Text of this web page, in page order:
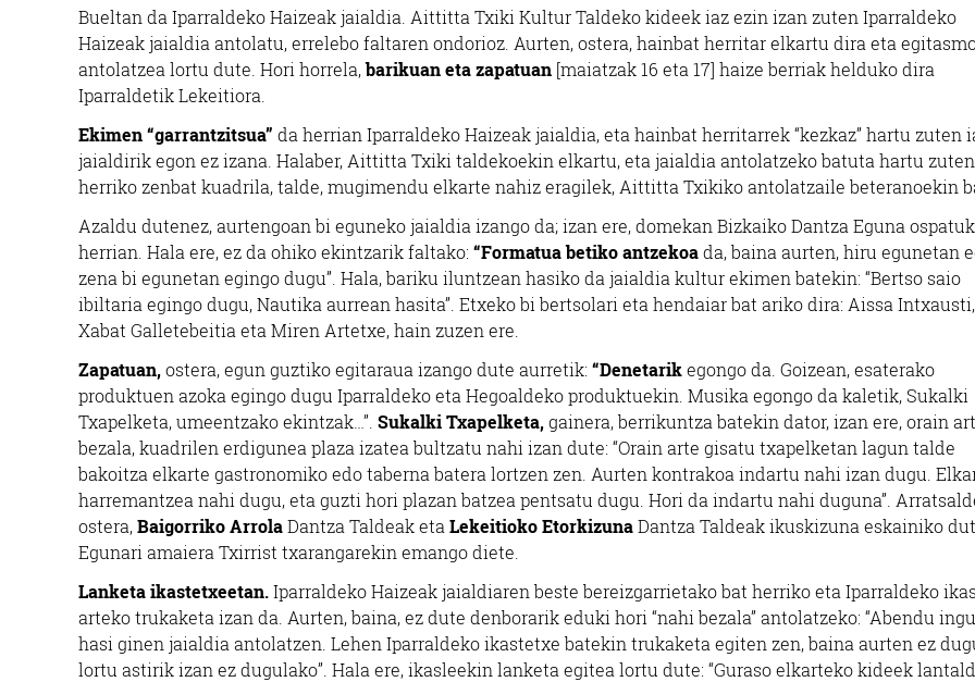
Bueltan da Iparraldeko Haizeak jaialdia. Aittitta Txiki Kultur Taldeko kideek iaz ezin izan zuten Iparraldeko
Haizeak jaialdia antolatu, errelebo faltaren ondorioz. Aurten, ostera, hainbat herritar elkartu dira eta
antolatzea lortu dute. Hori horrela,barikuan eta zapatuan [maiatzak 16 eta 17] haize berriak helduko dira
Iparraldetik Lekeitiora.
Ekimen “garrantzitsua” da herrian Iparraldeko Haizeak jaialdia, eta hainbat herritarrek “kezkaz” hartu zuten
jaialdirik egon ez izana. Halaber, Aittitta Txiki taldekoekin elkartu, eta jaialdia antolatzeko batuta hartu zuten
herriko zenbat kuadrila, talde, mugimendu elkarte nahiz eragilek, Aittitta Txikiko antolatzaile beteranoekin
Azaldu dutenez, aurtengoan bi eguneko jaialdia izango da; izan ere, domekan Bizkaiko Dantza Eguna
herrian. Hala ere, ez da ohiko ekintzarik faltako: “Formatua betiko antzekoada, baina aurten, hiru egunetan
zena bi egunetan egingo dugu”. Hala, bariku iluntzean hasiko da jaialdia kultur ekimen batekin: “Bertso saio
ibiltaria egingo dugu, Nautika aurrean hasita”. Etxeko bi bertsolari eta hendaiar bat ariko dira: Aissa Intxausti,
Xabat Galletebeitia eta Miren Artetxe, hain zuzen ere.
Zapatuan,ostera, egun guztiko egitaraua izango dute aurretik: “Denetarikegongo da. Goizean, esaterako
produktuen azoka egingo dugu Iparraldeko eta Hegoaldeko produktuekin. Musika egongo da kaletik, Sukalki
Txapelketa, umeentzako ekintzak…”. Sukalki Txapelketa,gainera, berrikuntza batekin dator, izan ere, orain
bezala, kuadrilen erdigunea plaza izatea bultzatu nahi izan dute: “Orain arte gisatu txapelketan lagun talde
bakoitza elkarte gastronomiko edo taberna batera lortzen zen. Aurten kontrakoa indartu nahi izan dugu.
harremantzea nahi dugu, eta guzti hori plazan batzea pentsatu dugu. Hori da indartu nahi duguna”.
ostera,BaigorrikoArrolaDantza Taldeak eta Lekeitioko EtorkizunaDantza Taldeak ikuskizuna eskainiko
Egunari amaiera Txirrist txarangarekin emango diete.
Lanketa ikastetxeetan.Iparraldeko Haizeak jaialdiaren beste bereizgarrietako bat herriko eta Iparraldeko
arteko trukaketa izan da. Aurten, baina, ez dute denborarik eduki hori “nahi bezala” antolatzeko: “Abendu
hasi ginen jaialdia antolatzen. Lehen Iparraldeko ikastetxe batekin trukaketa egiten zen, baina aurten ez
lortu astirik izan ez dugulako”. Hala ere, ikasleekin lanketa egitea lortu dute: “Guraso elkarteko kideek